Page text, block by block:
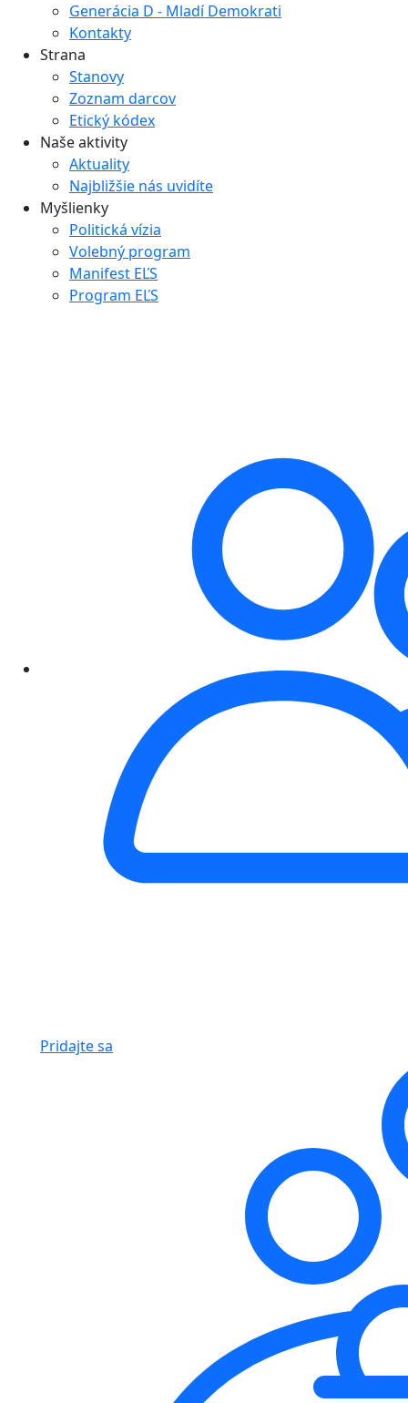
Generácia D - Mladí Demokrati
Kontakty
Strana
Stanovy
Zoznam darcov
Etický kódex
Naše aktivity
Aktuality
Najbližšie nás uvidíte
Myšlienky
Politická vízia
Volebný program
Manifest EĽS
Program EĽS
Pridajte sa